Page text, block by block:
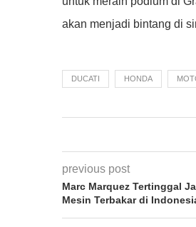
akan menjadi bintang di
DUCATI HONDA
previous post
Marc Marquez Tertinggal
Mesin Terbakar di